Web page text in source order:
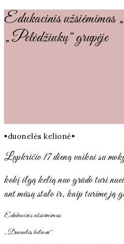
Edukacinis užsiėmimas
„Pelėdžiukų“ grupėje
•duonelės kelionė•
Lapkričio 17 dieną vaikai su
kokį ilgą kelią nuo grūdo turi
ant mūsų stalo ir, kaip turime ją
Edukacinis užsiėmimas
„Duonelės kelionė“